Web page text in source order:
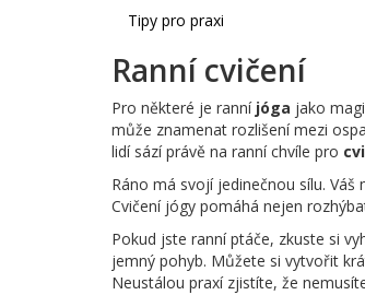
Tipy pro praxi
Ranní cvičení
Pro některé je ranní jóga jako
může znamenat rozlišení mezi
lidí sází právě na ranní chvíle pro
Ráno má svojí jedinečnou sílu.
Cvičení jógy pomáhá nejen
Pokud jste ranní ptáče, zkuste si
jemný pohyb. Můžete si vytvořit
Neustálou praxí zjistíte, že